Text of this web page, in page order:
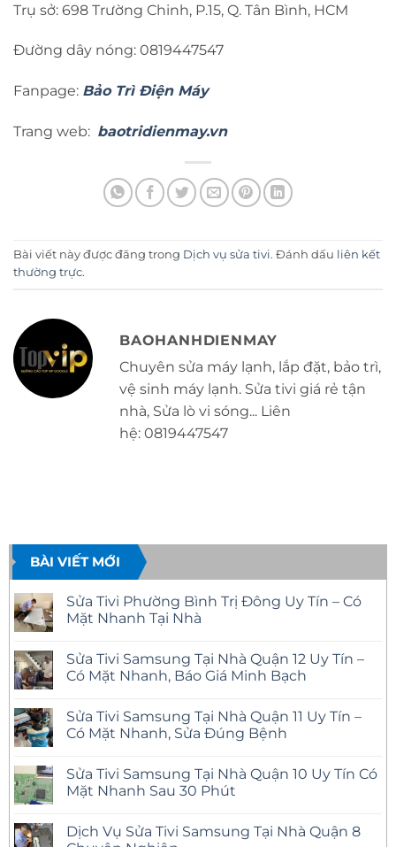
Trụ sở: 698 Trường Chinh, P.15, Q. Tân Bình, HCM
Đường dây nóng: 0819447547
Fanpage: Bảo Trì Điện Máy
Trang web: baotridienmay.vn
Bài viết này được đăng trong Dịch vụ sửa tivi. Đánh dấu liên kết
thường trực.
BAOHANHDIENMAY
Chuyên sửa máy lạnh, lắp đặt, bảo trì,
vệ sinh máy lạnh. Sửa tivi giá rẻ tận
nhà, Sửa lò vi sóng... Liên
hệ: 0819447547
BÀI VIẾT MỚI
Sửa Tivi Phường Bình Trị Đông Uy Tín – Có
Mặt Nhanh Tại Nhà
bình
luận
ở
Phường
Bình
Trị
Tín
–
Có
Tại
Nhà
Sửa Tivi Samsung Tại Nhà Quận 12 Uy Tín –
Có Mặt Nhanh, Báo Giá Minh Bạch
bình
luận
ở
Samsung
Tại
Nhà
Uy
Tín
Sửa Tivi Samsung Tại Nhà Quận 11 Uy Tín –
Có Mặt Nhanh, Sửa Đúng Bệnh
bình
luận
ở
Samsung
Tại
Sửa Tivi Samsung Tại Nhà Quận 10 Uy Tín Có
Mặt Nhanh Sau 30 Phút
bình
luận
Dịch Vụ Sửa Tivi Samsung Tại Nhà Quận 8